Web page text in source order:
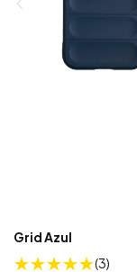
Grid Azul
(3)